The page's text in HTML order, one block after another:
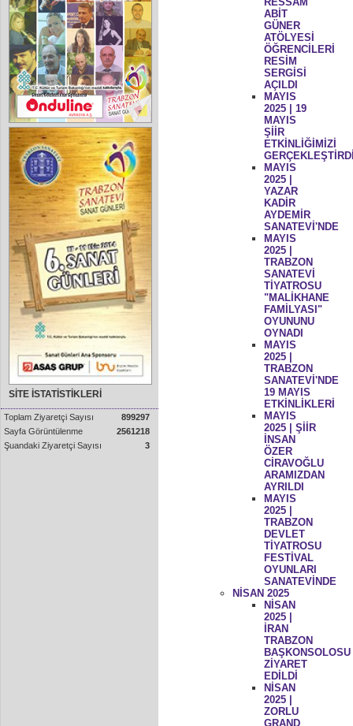
SİTE İSTATİSTİKLERİ
Toplam Ziyaretçi Sayısı
899297
Sayfa Görüntülenme
2561218
Şuandaki Ziyaretçi Sayısı
3
ABİT
GÜNER
ATÖLYESİ
ÖĞRENCİLERİ
RESİM
SERGİSİ
AÇILDI
MAYIS
2025 | 19
MAYIS
ŞİİR
ETKİNLİĞİMİZİ
MAYIS
2025 |
YAZAR
KADİR
AYDEMİR
SANATEVİ'NDE
MAYIS
2025 |
TRABZON
SANATEVİ
TİYATROSU
"MALİKHANE
FAMİLYASI"
OYUNUNU
OYNADI
MAYIS
2025 |
TRABZON
SANATEVİ'NDE
19 MAYIS
ETKİNLİKLERİ
MAYIS
2025 | ŞİİR
İNSAN
ÖZER
CİRAVOĞLU
ARAMIZDAN
AYRILDI
MAYIS
2025 |
TRABZON
DEVLET
TİYATROSU
FESTİVAL
OYUNLARI
SANATEVİNDE
NİSAN 2025
NİSAN
2025 |
İRAN
TRABZON
BAŞKONSOLOSU
ZİYARET
EDİLDİ
NİSAN
2025 |
ZORLU
GRAND